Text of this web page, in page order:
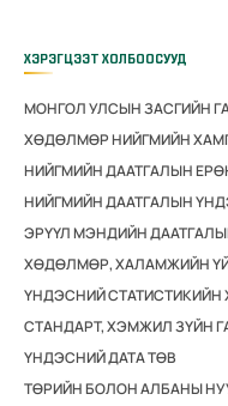
ХЭРЭГЦЭЭТ ХОЛБООСУУД
МОНГОЛ УЛСЫН ЗАСГИЙН
ХӨДӨЛМӨР НИЙГМИЙН
НИЙГМИЙН ДААТГАЛЫН
НИЙГМИЙН ДААТГАЛЫН
ЭРҮҮЛ МЭНДИЙН
ХӨДӨЛМӨР, ХАЛАМЖИЙН
ҮНДЭСНИЙ СТАТИСТИКИЙН
СТАНДАРТ, ХЭМЖИЛ ЗҮЙН
ҮНДЭСНИЙ ДАТА ТӨВ
ТӨРИЙН БОЛОН АЛБАНЫ